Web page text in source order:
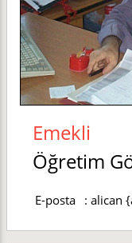
Emekli
Öğretim
E-posta : alican